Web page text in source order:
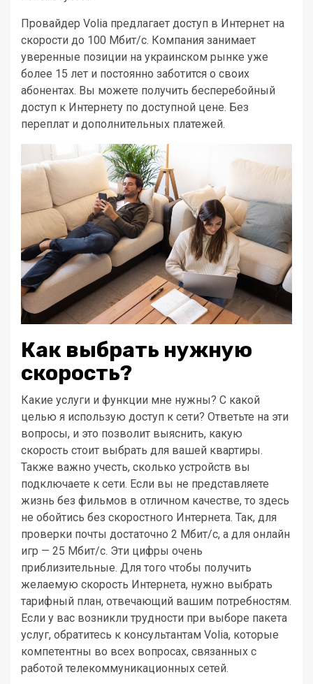
Провайдер Volia предлагает доступ в Интернет на
скорости до 100 Мбит/с. Компания занимает
уверенные позиции на украинском рынке уже
более 15 лет и постоянно заботится о своих
абонентах. Вы можете получить бесперебойный
доступ к Интернету по доступной цене. Без
переплат и дополнительных платежей.
Как выбрать нужную
скорость?
Какие услуги и функции мне нужны? С какой
целью я использую доступ к сети? Ответьте на эти
вопросы, и это позволит выяснить, какую
скорость стоит выбрать для вашей квартиры.
Также важно учесть, сколько устройств вы
подключаете к сети. Если вы не представляете
жизнь без фильмов в отличном качестве, то здесь
не обойтись без скоростного Интернета. Так, для
проверки почты достаточно 2 Мбит/с, а для онлайн
игр — 25 Мбит/с. Эти цифры очень
приблизительные. Для того чтобы получить
желаемую скорость Интернета, нужно выбрать
тарифный план, отвечающий вашим потребностям.
Если у вас возникли трудности при выборе пакета
услуг, обратитесь к консультантам Volia, которые
компетентны во всех вопросах, связанных с
работой телекоммуникационных сетей.